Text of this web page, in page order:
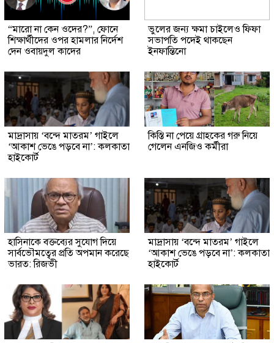
“মারো না কেন ওদের?”, ফোনে
শিক্ষার্থীদের ওপর হামলার নির্দেশ
দেন ওবায়দুল কাদের
ভুলের জন্য ক্ষমা চাইলেও ফিফা
সভাপতি পদেই থাকছেন
ইনফান্তিনো
মাদ্রাসায় ‘বন্দে মাতরম’ গাইলে
‘আকাশ ভেঙে পড়বে না’: কলকাতা
হাইকোর্ট
কিস্তি না পেয়ে গ্রাহকের গরু নিয়ে
গেলেন এনজিও কর্মীরা
হাসিনাকে বক্তব্যের সুযোগ দিয়ে
সার্বভৌমত্বের প্রতি অপমান করেছে
ভারত: রিজভী
মাদ্রাসায় ‘বন্দে মাতরম’ গাইলে
‘আকাশ ভেঙে পড়বে না’: কলকাতা
হাইকোর্ট